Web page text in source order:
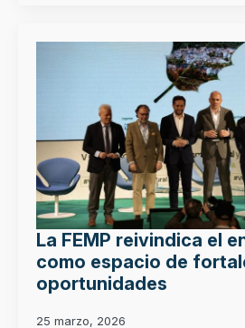
La FEMP reivindica el
como espacio de
oportunidades
25 marzo, 2026